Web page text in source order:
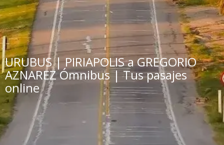
URUBUS | PIRIAPOLIS a GREGORIO
AZNAREZ Ómnibus | Tus pasajes
online